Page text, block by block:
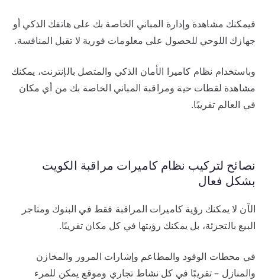
فيمكنك مشاهدة وإدارة المباني الخاصة بك على هاتفك الذكي أو
جهازك اللوحي للحصول على معلومات فورية لا تقبل المنافسة.
وباستخدام نظام كاميرا الأمان الذكي والمتصل بالإنترنت، يمكنك
مشاهدة لقطات حية ومراقبة المباني الخاصة بك من أي مكان
في العالم تقريبًا.
نصائح لتركيب نظام كاميرات مراقبة الكويت
بشكل فعال
الآن لا يمكنك رؤية كاميرات المراقبة فقط في البنوك ومتاجر
البيع بالتجزئة، بل يمكنك رؤيتها في كل مكان تقريبًا.
في محطات الوقود والمطاعم وإشارات المرور والمخازن
والمنازل – تقريبًا في كل نشاط تجاري وموقع يمكن للمرء